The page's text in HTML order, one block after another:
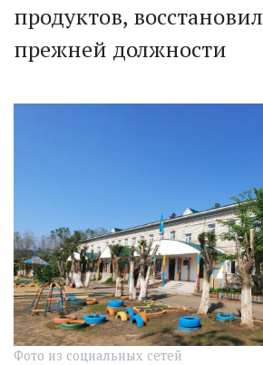
продуктов,
прежней должности
Фото из социальных сетей